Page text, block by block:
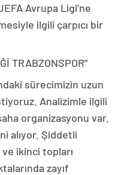
Avrupa Ligi’ne
ilgili çarpıcı bir
TRABZONSPOR”
sürecimizin uzun
Analizimle ilgili
organizasyonu var.
alıyor. Şiddetli
ve ikinci topları
zayıf